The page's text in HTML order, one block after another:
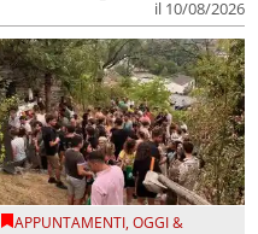
il 10/08/2026
APPUNTAMENTI,OGGI &